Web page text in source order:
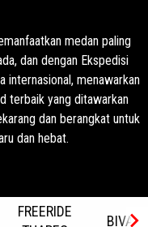
medan paling
dan dengan Ekspedisi
internasional, menawarkan
terbaik yang ditawarkan
dan berangkat untuk
dan hebat.
FREERIDE
BIVAK